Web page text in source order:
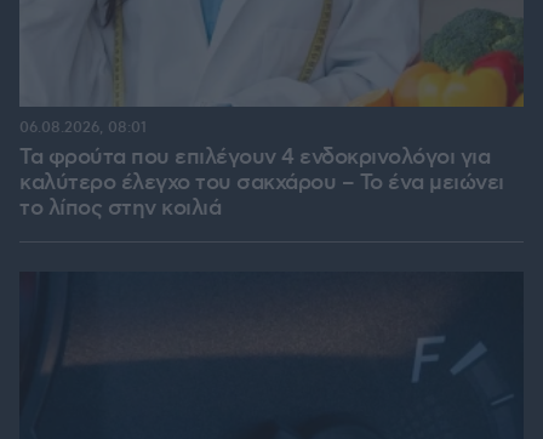
Τα φρούτα που επιλέγουν 4 ενδοκρινολόγοι για
καλύτερο έλεγχο του σακχάρου – Το ένα μειώνει
το λίπος στην κοιλιά
06.08.2026, 08:01